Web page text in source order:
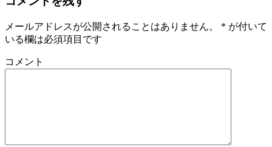
メールアドレスが公開されることはありません。 * が付いて
いる欄は必須項目です
コメント